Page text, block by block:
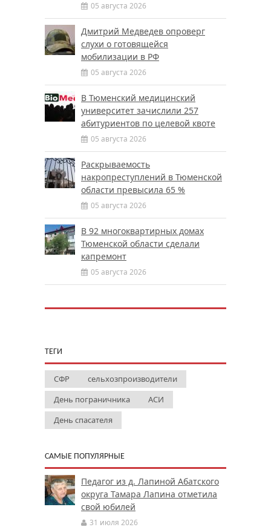
05 августа 2026
Дмитрий Медведев опроверг
слухи о готовящейся
мобилизации в РФ
05 августа 2026
В Тюменский медицинский
университет зачислили 257
абитуриентов по целевой квоте
05 августа 2026
Раскрываемость
накропреступлений в Тюменской
области превысила 65 %
05 августа 2026
В 92 многоквартирных домах
Тюменской области сделали
капремонт
05 августа 2026
ТЕГИ
СФР
сельхозпроизводители
День пограничника
АСИ
День спасателя
САМЫЕ ПОПУЛЯРНЫЕ
Педагог из д. Лапиной Абатского
округа Тамара Лапина отметила
свой юбилей
31 июля 2026